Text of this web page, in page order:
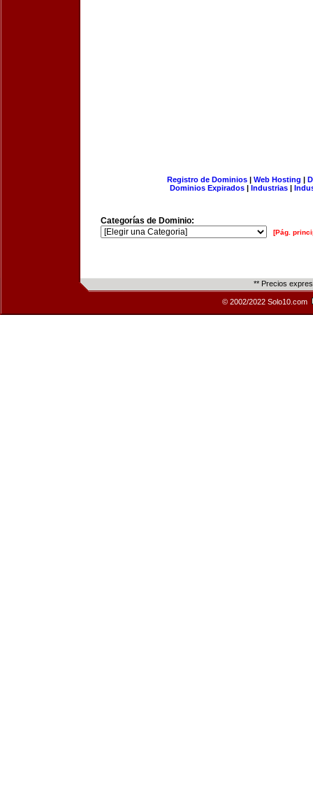
Registro de Dominios| Web Hosting |
Dominios Expirados | Industrias |
Categorías de Dominio:
[Pág.
** Precios
© 2002/2022 Solo10.com